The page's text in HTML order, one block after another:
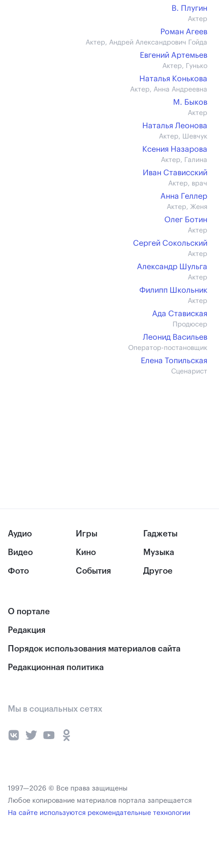
В. Плугин
Актер
Роман Агеев
Актер, Андрей Александрович Гойда
Евгений Артемьев
Актер, Гунько
Наталья Конькова
Актер, Анна Андреевна
М. Быков
Актер
Наталья Леонова
Актер, Шевчук
Ксения Назарова
Актер, Галина
Иван Стависский
Актер, врач
Анна Геллер
Актер, Женя
Олег Ботин
Актер
Сергей Сокольский
Актер
Александр Шульга
Актер
Филипп Школьник
Актер
Ада Ставиская
Продюсер
Леонид Васильев
Оператор-постановщик
Елена Топильская
Сценарист
Аудио
Видео
Фото
Игры
Кино
События
Гаджеты
Музыка
Другое
О портале
Редакция
Порядок использования материалов сайта
Редакционная политика
Мы в социальных сетях
1997—2026 © Все права защищены
Любое копирование материалов портала запрещается
На сайте используются рекомендательные технологии